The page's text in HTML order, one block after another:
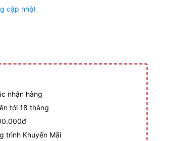
cập nhật
nhận hàng
tới 18 tháng
trình Khuyến Mãi